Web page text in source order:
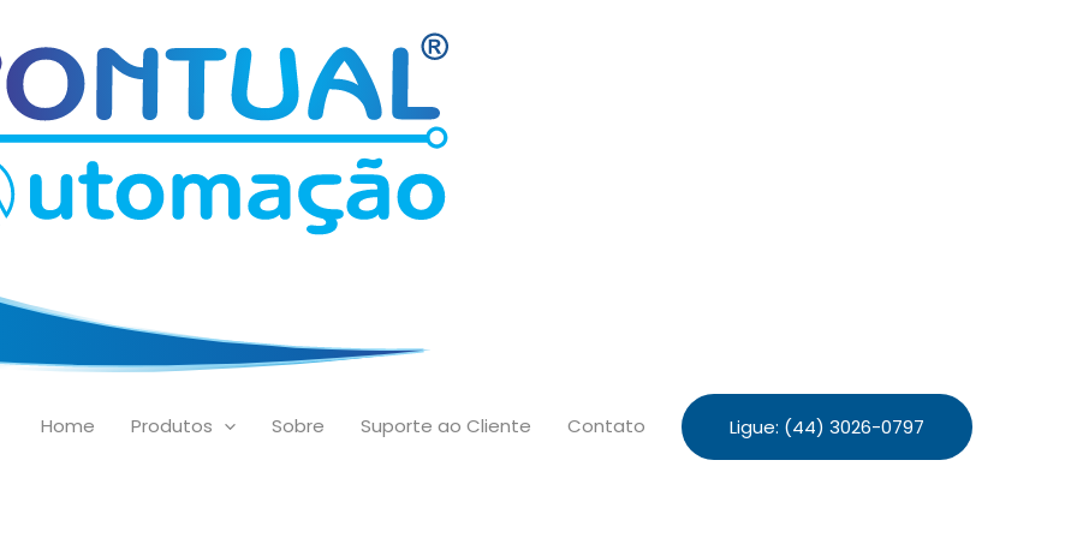
Home Produtos Sobre Suporte ao Cliente Contato Ligue: (44) 3026-0797